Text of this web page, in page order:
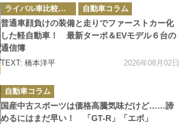
カ
テ
ゴ
リ
ー
ライバル車比較テスト 自動車コラム
普通車顔負けの装備と走りでファーストカー化
した軽自動車！ 最新ターボ＆EVモデル６台の
通信簿
TEXT: 橋本洋平 2026年08月02日
カ
テ
ゴ
リ
ー
自動車コラム
国産中古スポーツは価格高騰気味だけど……諦
めるにはまだ早い！ 「GT-R」「エボ」